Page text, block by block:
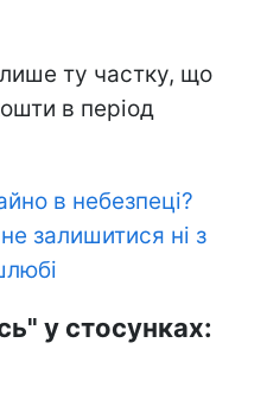
ту частку, що
в період
в небезпеці?
залишитися ні з
у стосунках: